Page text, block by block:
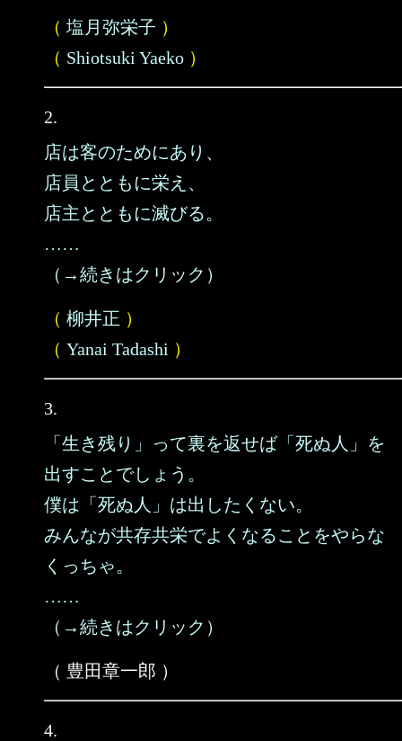
（ 塩月弥栄子 ）
（ Shiotsuki Yaeko ）
2.
店は客のためにあり、
店員とともに栄え、
店主とともに滅びる。
……
（→続きはクリック）
（ 柳井正 ）
（ Yanai Tadashi ）
3.
「生き残り」って裏を返せば「死ぬ人」を
出すことでしょう。
僕は「死ぬ人」は出したくない。
みんなが共存共栄でよくなることをやらな
くっちゃ。
……
（→続きはクリック）
（ 豊田章一郎 ）
4.